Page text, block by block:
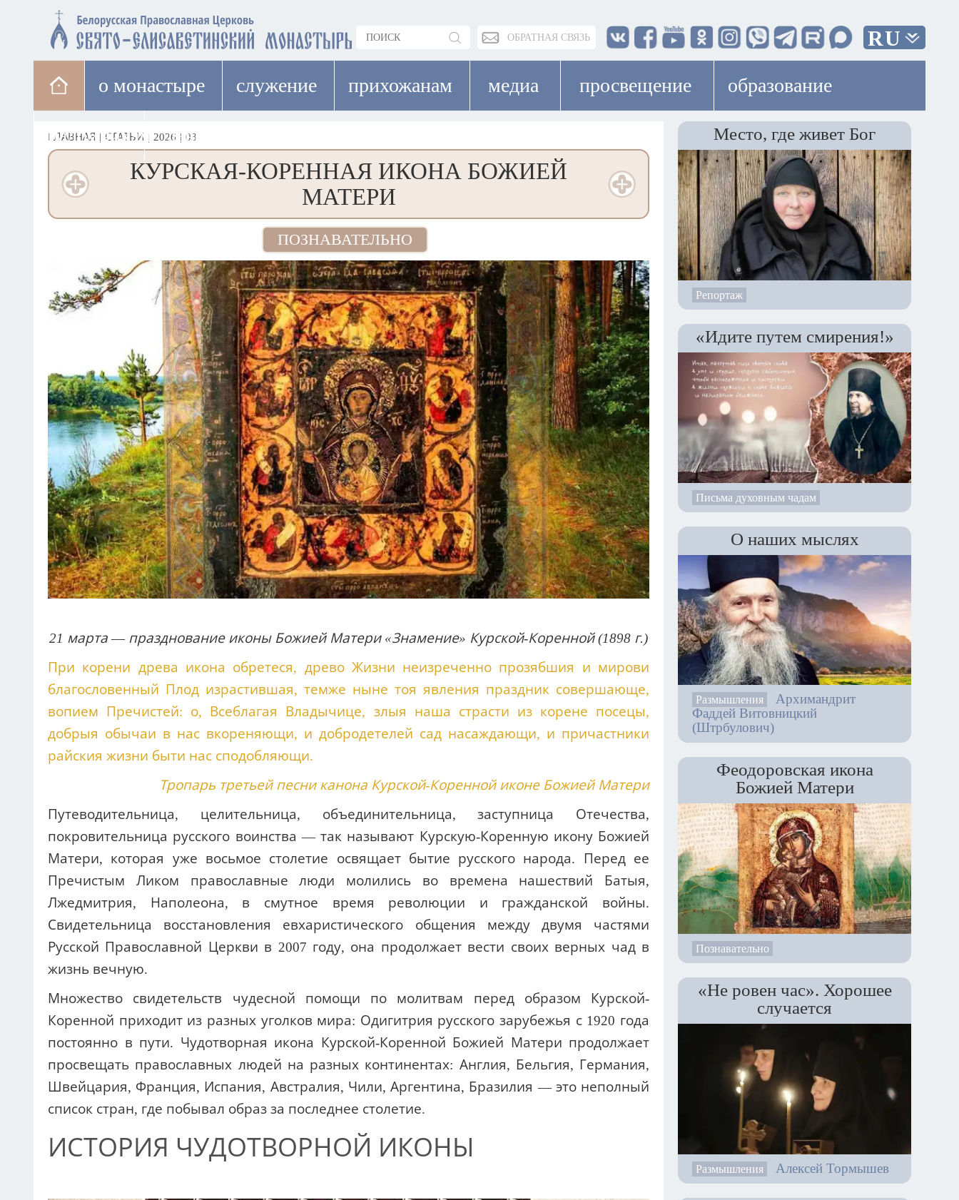
ОБРАТНАЯ СВЯЗЬ RU
о монастыре cлужение прихожанам медиа просвещение образование
паломникам лавка
ГЛАВНАЯ | СТАТЬИ | 2026 | 03
КУРСКАЯ-КОРЕННАЯ ИКОНА БОЖИЕЙ
МАТЕРИ
ПОЗНАВАТЕЛЬНО
21 марта— празднование иконы Божией Матери «Знамение» Курской-Коренной (1898 г.)
При корени древа икона обретеся, древо Жизни неизреченно прозябшия и мирови
благословенный Плод израстившая, темже ныне тоя явления праздник совершающе,
вопием Пречистей: о, Всеблагая Владычице, злыя наша страсти из корене посецы,
добрыя обычаи в нас вкореняющи, и добродетелей сад насаждающи, и причастники
райския жизни быти нас сподобляющи.
Тропарь третьей песни канона Курской-Коренной иконе Божией Матери
Путеводительница, целительница, объединительница, заступница Отечества,
покровительница русского воинства — так называют Курскую-Коренную икону Божией
Матери, которая уже восьмое столетие освящает бытие русского народа. Перед ее
Пречистым Ликом православные люди молились во времена нашествий Батыя,
Лжедмитрия, Наполеона, в смутное время революции и гражданской войны.
Свидетельница восстановления евхаристического общения между двумя частями
Русской Православной Церкви в 2007 году, она продолжает вести своих верных чад в
жизнь вечную.
Множество свидетельств чудесной помощи по молитвам перед образом Курской-
Коренной приходит из разных уголков мира: Одигитрия русского зарубежья с 1920 года
постоянно в пути. Чудотворная икона Курской-Коренной Божией Матери продолжает
просвещать православных людей на разных континентах: Англия, Бельгия, Германия,
Швейцария, Франция, Испания, Австралия, Чили, Аргентина, Бразилия — это неполный
список стран, где побывал образ за последнее столетие.
ИСТОРИЯ ЧУДОТВОРНОЙ ИКОНЫ
Место, где живет Бог
Репортаж
«Идите путем смирения!»
Письма духовным чадам
О наших мыслях
Размышления
Архимандрит
Фаддей Витовницкий
(Штрбулович)
Феодоровская икона
Божией Матери
Познавательно
«Не ровен час». Хорошее
случается
Размышления Алексей Тормышев